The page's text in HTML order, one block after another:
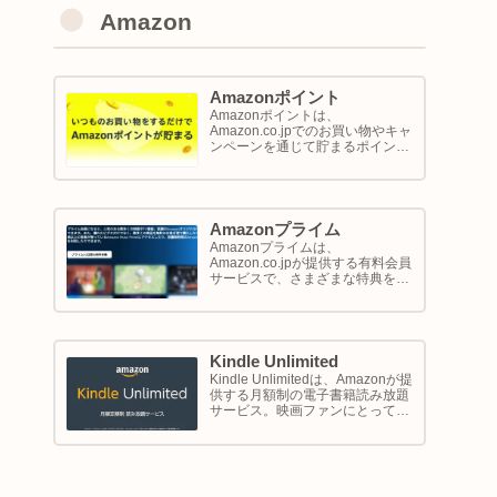
Amazon
Amazonポイント
Amazonポイントは、
Amazon.co.jpでのお買い物やキャ
ンペーンを通じて貯まるポイント
当として、商品の購入代金に利用
Amazon ポイントの使い方と貯め
方を解説します。
Amazonプライム
Amazonプライムは、
Amazon.co.jpが提供する有料会員
サービスで、さまざまな特典を享
スは、配送の利便性向上からエン
限定割引までをカバーし、日常の
ショッピングや生活をサポートし
ます。
Kindle Unlimited
Kindle Unlimitedは、Amazonが提
供する月額制の電子書籍読み放題
サービス。映画ファンにとって
ビスではありませんが、映画の世